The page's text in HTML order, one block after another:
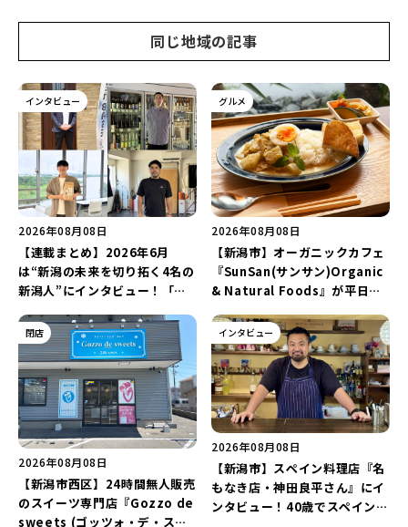
同じ地域の記事
インタビュー
2026年08月08日
【連載まとめ】2026年6月
は“新潟の未来を切り拓く4名の
新潟人”にインタビュー！「学
トグラファー」など要チェック
♪
グルメ
2026年08月08日
【新潟市】オーガニックカフェ
『SunSan(サンサン)Organic
& Natural Foods』が平日ラ
「抗酸化☆レモンチキンカレ
ー」と「美容と健康を考えたプ
レートランチ」を実食レポート
♪
閉店
2026年08月08日
【新潟市西区】24時間無人販売
のスイーツ専門店『Gozzo de
sweets (ゴッツォ・デ・スイ
インタビュー
2026年08月08日
【新潟市】スペイン料理店『名
もなき店・神田良平さん』にイ
ンタビュー！40歳でスペインへ